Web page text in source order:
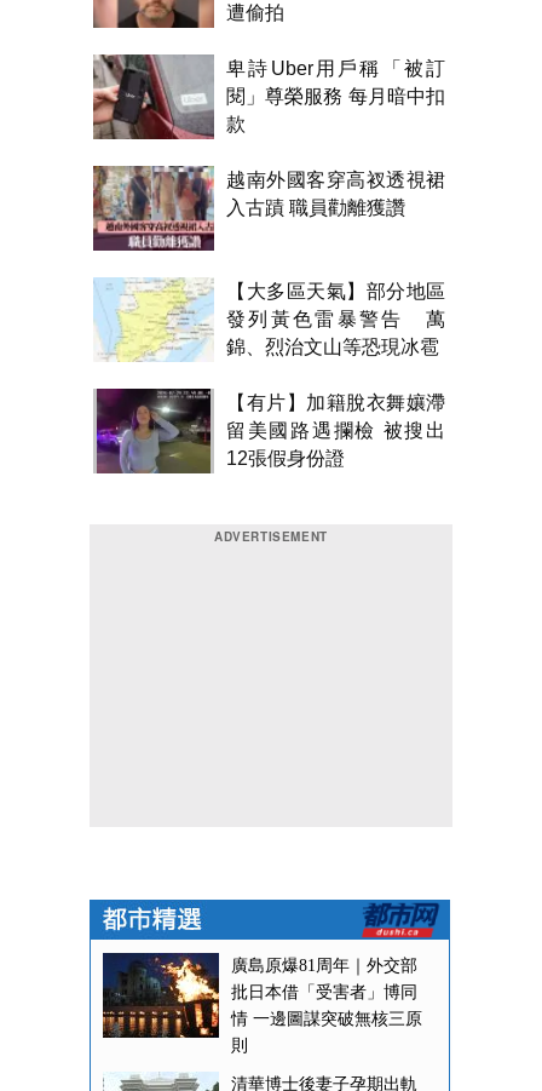
遭偷拍
卑詩Uber用戶稱「被訂
閱」尊榮服務 每月暗中扣
款
越南外國客穿高衩透視裙
入古蹟 職員勸離獲讚
【大多區天氣】部分地區
發列黃色雷暴警告 萬
錦、烈治文山等恐現冰雹
【有片】加籍脫衣舞孃滯
留美國路遇攔檢 被搜出
12張假身份證